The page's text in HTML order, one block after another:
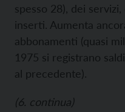
spesso 28), dei
inserti. Aumenta
abbonamenti (quasi
1975 si registrano
al precedente).
(6. continua)